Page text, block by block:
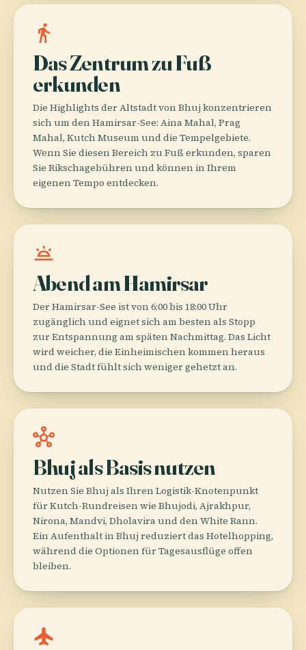
directions_walk
Das Zentrum zu Fuß
erkunden
Die Highlights der Altstadt von Bhuj konzentrieren
sich um den Hamirsar-See: Aina Mahal, Prag
Mahal, Kutch Museum und die Tempelgebiete.
Wenn Sie diesen Bereich zu Fuß erkunden, sparen
Sie Rikschagebühren und können in Ihrem
eigenen Tempo entdecken.
wb_twilight
Abend am Hamirsar
Der Hamirsar-See ist von 6:00 bis 18:00 Uhr
zugänglich und eignet sich am besten als Stopp
zur Entspannung am späten Nachmittag. Das Licht
wird weicher, die Einheimischen kommen heraus
und die Stadt fühlt sich weniger gehetzt an.
hub
Bhuj als Basis nutzen
Nutzen Sie Bhuj als Ihren Logistik-Knotenpunkt
für Kutch-Rundreisen wie Bhujodi, Ajrakhpur,
Nirona, Mandvi, Dholavira und den White Rann.
Ein Aufenthalt in Bhuj reduziert das Hotelhopping,
während die Optionen für Tagesausflüge offen
bleiben.
flight